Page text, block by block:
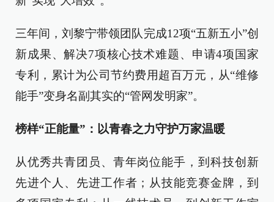
三年间，刘黎宁带领团队完成12项“五新五小”创
新成果、解决7项核心技术难题、申请4项国家
专利，累计为公司节约费用超百万元，从“维修
能手”变身名副其实的“管网发明家”。
榜样“正能量”：以青春之力守护万家温暖
从优秀共青团员、青年岗位能手，到科技创新
先进个人、先进工作者；从技能竞赛金牌，到